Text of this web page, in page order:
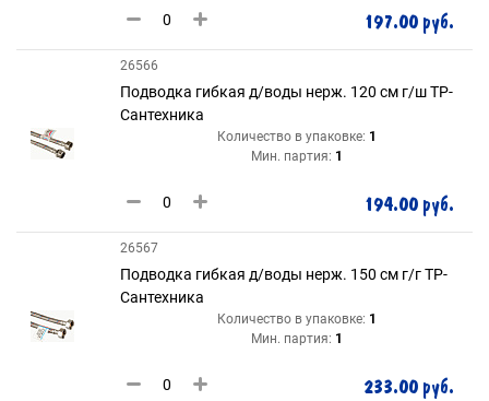
197.00 руб.
26566
Подводка гибкая д/воды нерж. 120 см г/ш ТР-
Сантехника
Количество в упаковке: 1
Мин. партия: 1
194.00 руб.
26567
Подводка гибкая д/воды нерж. 150 см г/г ТР-
Сантехника
Количество в упаковке: 1
Мин. партия: 1
233.00 руб.